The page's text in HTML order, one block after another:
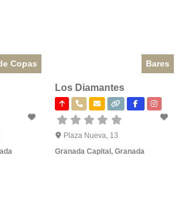
Copas Bares
Los Diamantes
Plaza Nueva, 13
Granada Capital,Granada